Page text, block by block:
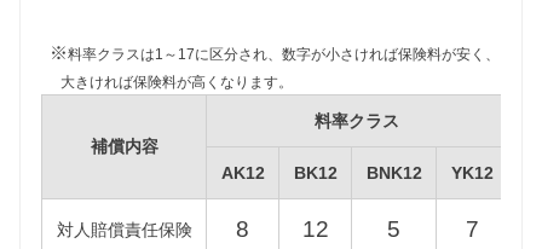
また環境負荷の観点から新車登録後13年が経過した3
代目マーチの自動車税は約15%増額されますが、維
持費は標準税額をもとに算出しています。
標準税額 13年経過
AK12
※料率クラスは1～17に区分され、数字が小さければ保険料が安く、
大きければ保険料が高くなります。
補償内容
料率クラス
AK12 BK12 BNK12 YK12
対人賠償責任保険 8 12 5 7